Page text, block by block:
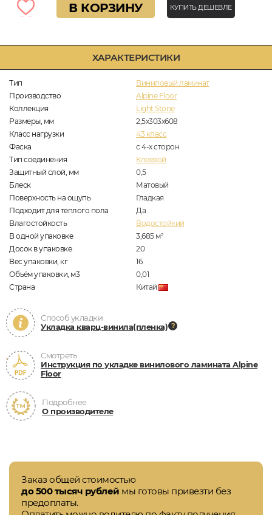
ХАРАКТЕРИСТИКИ
Тип
Виниловый ламинат
Производство
Alpine Floor
Коллекция
Light Stone
Размеры, мм
2,5х303х608
Класс нагрузки
43 класс
Фаска
с 4-х сторон
Тип соединения
Клеевой
Защитный слой, мм
0,5
Блеск
Матовый
Поверхность на ощупь
Гладкая
Подходит для теплого пола
Да
Влагостойкость
Водостойкий
В одной упаковке
3,685 м2
Досок в упаковке
20
Вес упаковки, кг
16
Объём упаковки, м3
0,01
Страна
Китай
Способ укладки
Укладка кварц-винила(пленка)
Смотреть
Инструкция по укладке винилового ламината Alpine
Floor
Подробнее
О производителе
В КОРЗИНУ КУПИТЬ ДЕШЕВЛЕ
Заказ общей стоимостью
до 500 тысяч рублей мы готовы привезти без
предоплаты.